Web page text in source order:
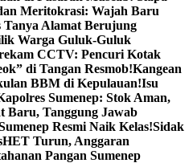
Meritokrasi: Wajah Baru
Tanya Alamat Berujung
Warga Guluk-Guluk
CCTV: Pencuri Kotak
di Tangan Resmob!Kangean
BBM di Kepulauan!Isu
Sumenep: Stok Aman,
Baru, Tanggung Jawab
Resmi Naik Kelas!Sidak
HET Turun, Anggaran
Pangan Sumenep